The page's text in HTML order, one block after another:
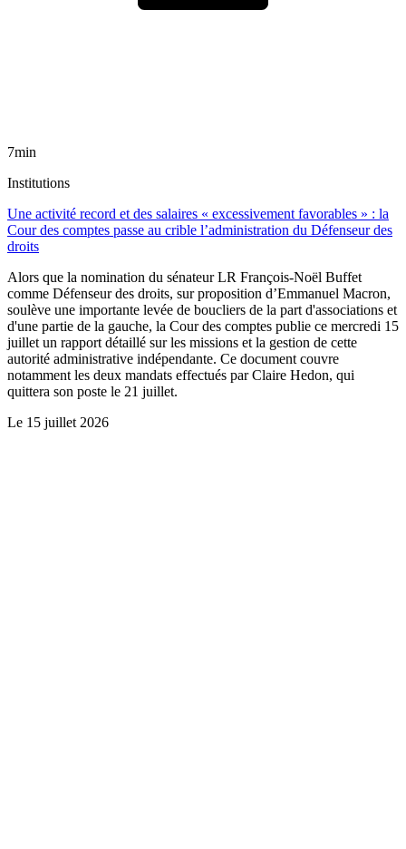
7min
Institutions
Une activité record et des salaires « excessivement favorables » : la
Cour des comptes passe au crible l’administration du Défenseur des
droits
Alors que la nomination du sénateur LR François-Noël Buffet
comme Défenseur des droits, sur proposition d’Emmanuel Macron,
soulève une importante levée de boucliers de la part d'associations et
d'une partie de la gauche, la Cour des comptes publie ce mercredi 15
juillet un rapport détaillé sur les missions et la gestion de cette
autorité administrative indépendante. Ce document couvre
notamment les deux mandats effectués par Claire Hedon, qui
quittera son poste le 21 juillet.
Le 15 juillet 2026